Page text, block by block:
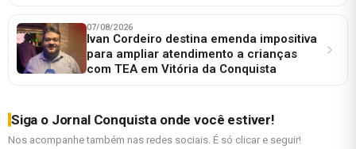
07/08/2026
Ivan Cordeiro destina emenda impositiva
para ampliar atendimento a crianças
com TEA em Vitória da Conquista
Siga o Jornal Conquista onde você estiver!
Nos acompanhe também nas redes sociais. É só clicar e seguir!